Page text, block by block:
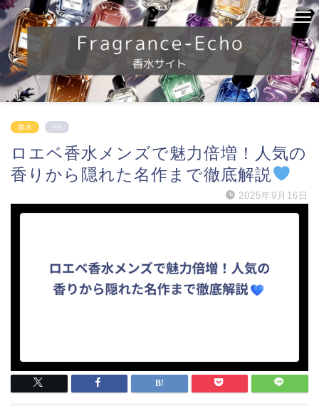
香水 PR
ロエベ香水メンズで魅力倍増！人気の
香りから隠れた名作まで徹底解説
2025年9月16日